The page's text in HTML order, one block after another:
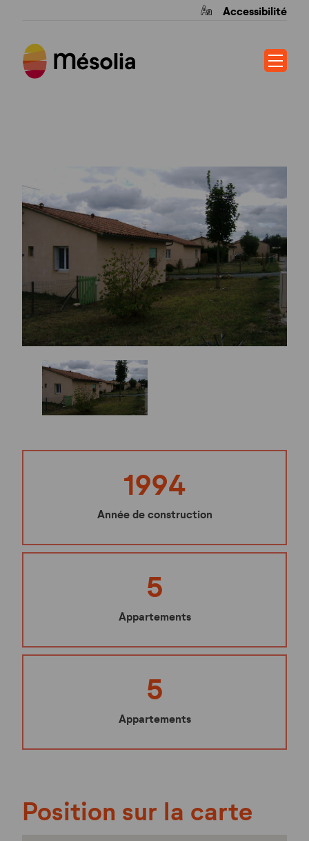
Accessibilité
1994
Année de construction
5
Appartements
5
Appartements
Position sur la carte